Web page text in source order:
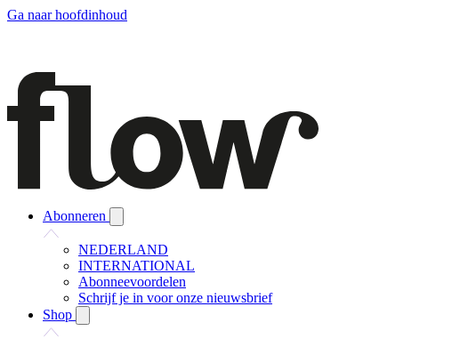
Ga naar hoofdinhoud
Abonneren
NEDERLAND
INTERNATIONAL
Abonneevoordelen
Schrijf je in voor onze nieuwsbrief
Shop